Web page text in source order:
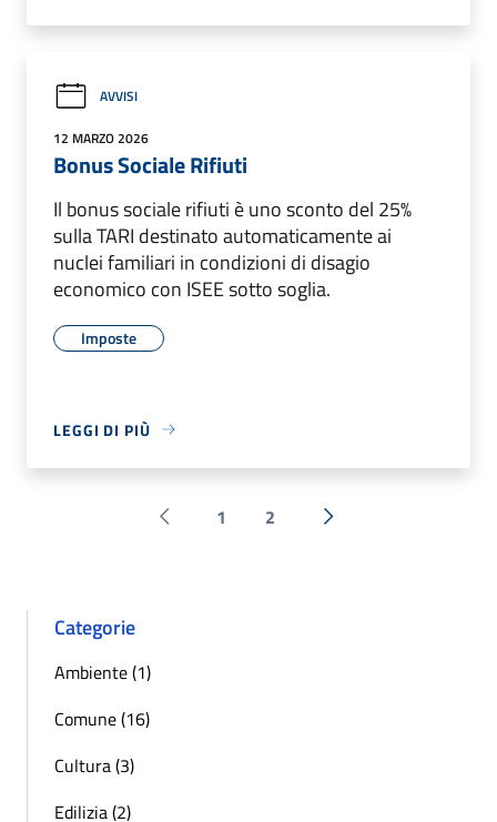
AVVISI
12 MARZO 2026
Bonus Sociale Rifiuti
Il bonus sociale rifiuti è uno sconto del 25%
sulla TARI destinato automaticamente ai
nuclei familiari in condizioni di disagio
economico con ISEE sotto soglia.
Imposte
LEGGI DI PIÙ
Pagina precedente
1 2 Successiva »
Categorie
Ambiente (1)
Comune (16)
Cultura (3)
Edilizia (2)